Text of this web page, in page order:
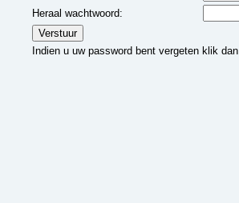
Heraal wachtwoord:
Indien u uw password bent vergeten klik